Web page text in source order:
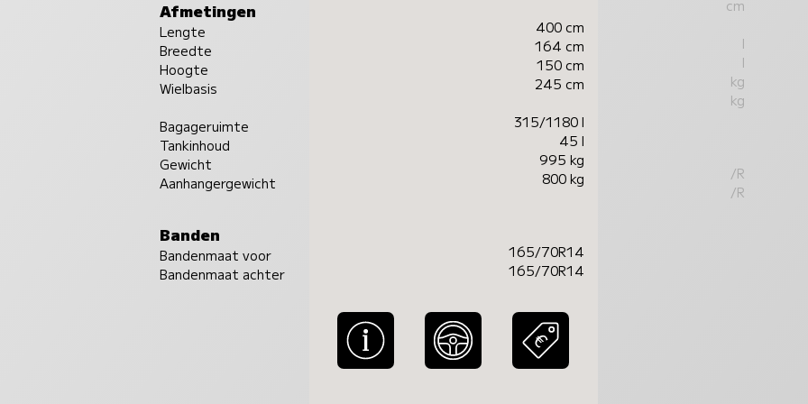
Afmetingen
Lengte
Breedte
Hoogte
Wielbasis
Bagageruimte
Tankinhoud
Gewicht
Aanhangergewicht
Banden
Bandenmaat voor
Bandenmaat achter
400 cm
164 cm
150 cm
245 cm
315/1180 l
45 l
995 kg
800 kg
165/70R14
165/70R14
cm
l
l
kg
kg
/R
/R